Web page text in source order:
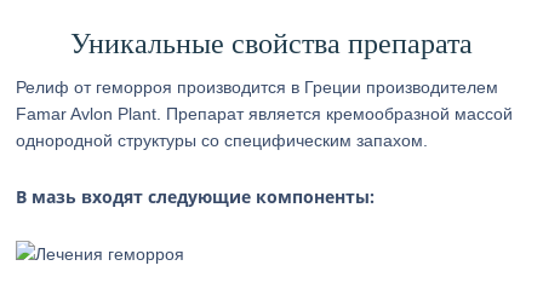
Уникальные свойства препарата
Релиф от геморроя производится в Греции производителем
Famar Avlon Plant. Препарат является кремообразной массой
однородной структуры со специфическим запахом.
В мазь входят следующие компоненты: